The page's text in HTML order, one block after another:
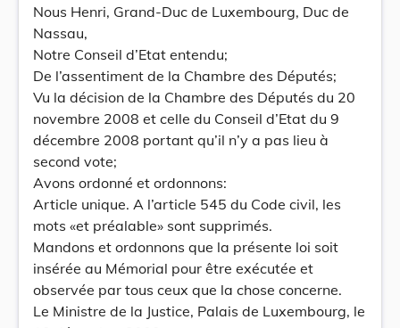
Nous Henri, Grand-Duc de Luxembourg, Duc de
Nassau,
Notre Conseil d’Etat entendu;
De l’assentiment de la Chambre des Députés;
Vu la décision de la Chambre des Députés du 20
novembre 2008 et celle du Conseil d’Etat du 9
décembre 2008 portant qu’il n’y a pas lieu à
second vote;
Avons ordonné et ordonnons:
Article unique. A l’article 545 du Code civil, les
mots «et préalable» sont supprimés.
Mandons et ordonnons que la présente loi soit
insérée au Mémorial pour être exécutée et
observée par tous ceux que la chose concerne.
Le Ministre de la Justice, Palais de Luxembourg, le